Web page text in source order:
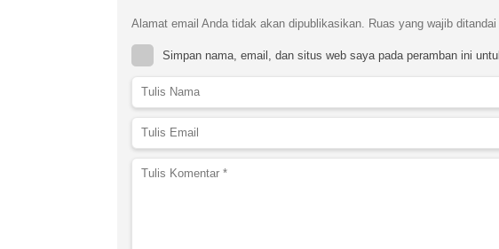
Alamat email Anda tidak akan dipublikasikan. Ruas yang wajib ditandai
Simpan nama, email, dan situs web saya pada peramban ini